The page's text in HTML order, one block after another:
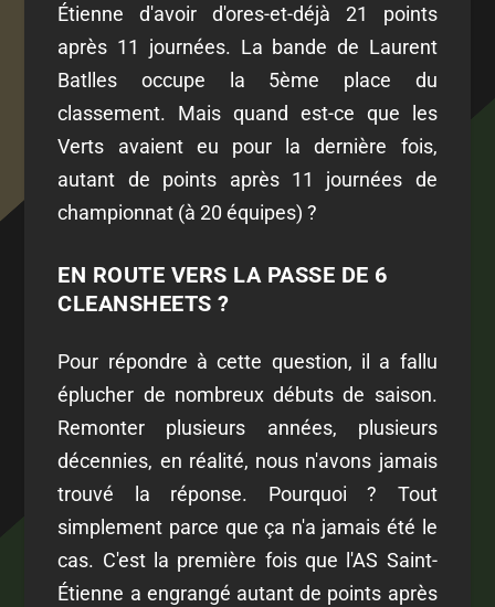
Étienne d'avoir d'ores-et-déjà 21 points
après 11 journées. La bande de Laurent
Batlles occupe la 5ème place du
classement. Mais quand est-ce que les
Verts avaient eu pour la dernière fois,
autant de points après 11 journées de
championnat (à 20 équipes) ?
EN ROUTE VERS LA PASSE DE 6
CLEANSHEETS ?
Pour répondre à cette question, il a fallu
éplucher de nombreux débuts de saison.
Remonter plusieurs années, plusieurs
décennies, en réalité, nous n'avons jamais
trouvé la réponse. Pourquoi ? Tout
simplement parce que ça n'a jamais été le
cas. C'est la première fois que l'AS Saint-
Étienne a engrangé autant de points après